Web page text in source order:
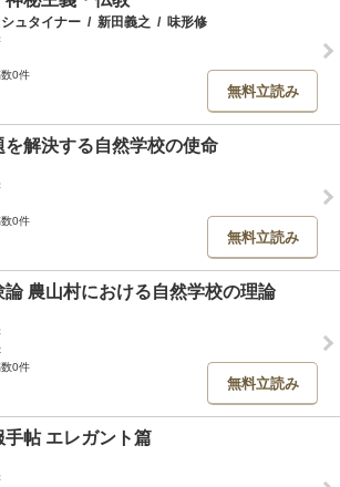
ュタイナー / 新田義之 / 味形修
数0件
無料立読み
を解決する自然学校の使命
数0件
無料立読み
論 農山村における自然学校の理論
数0件
無料立読み
手帖 エレガント篇